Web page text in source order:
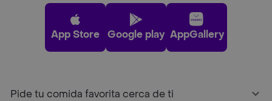
App Store Google play AppGallery
Pide tu comida favorita cerca de ti